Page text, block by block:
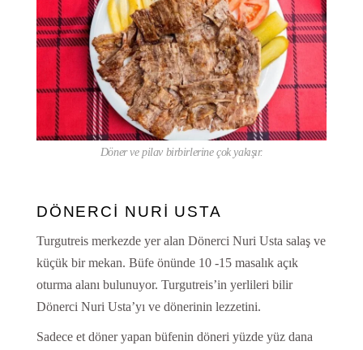
Döner ve pilav birbirlerine çok yakışır.
DÖNERCİ NURİ USTA
Turgutreis merkezde yer alan Dönerci Nuri Usta salaş ve
küçük bir mekan. Büfe önünde 10 -15 masalık açık
oturma alanı bulunuyor. Turgutreis’in yerlileri bilir
Dönerci Nuri Usta’yı ve dönerinin lezzetini.
Sadece et döner yapan büfenin döneri yüzde yüz dana